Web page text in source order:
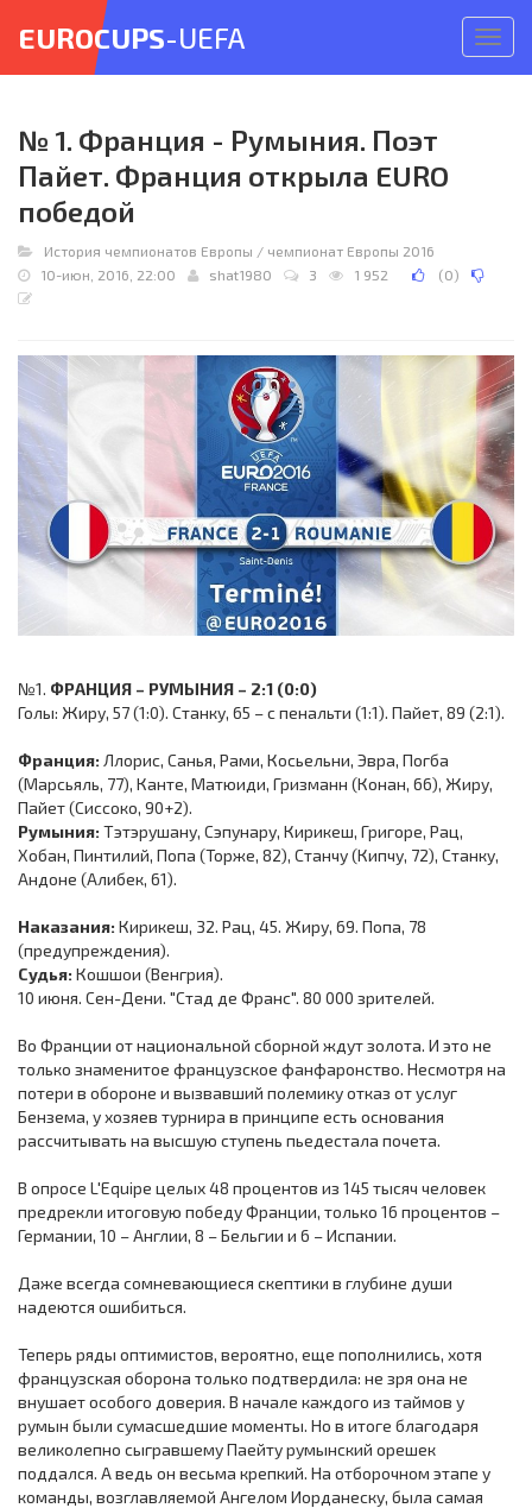
меню
EUROCUPS-UEFA
№ 1. Франция - Румыния. Поэт
Пайет. Франция открыла EURO
победой
История чемпионатов Европы / чемпионат Европы 2016
10-июн, 2016, 22:00
shat1980 3 1 952 (0)
№1. ФРАНЦИЯ – РУМЫНИЯ – 2:1 (0:0)
Голы: Жиру, 57 (1:0). Станку, 65 – с пенальти (1:1). Пайет, 89 (2:1).
Франция: Ллорис, Санья, Рами, Косьельни, Эвра, Погба
(Марсьяль, 77), Канте, Матюиди, Гризманн (Конан, 66), Жиру,
Пайет (Сиссоко, 90+2).
Румыния: Тэтэрушану, Сэпунару, Кирикеш, Григоре, Рац,
Хобан, Пинтилий, Попа (Торже, 82), Станчу (Кипчу, 72), Станку,
Андоне (Алибек, 61).
Наказания: Кирикеш, 32. Рац, 45. Жиру, 69. Попа, 78
(предупреждения).
Судья: Кошшои (Венгрия).
10 июня. Сен-Дени. "Стад де Франс". 80 000 зрителей.
Во Франции от национальной сборной ждут золота. И это не
только знаменитое французское фанфаронство. Несмотря на
потери в обороне и вызвавший полемику отказ от услуг
Бензема, у хозяев турнира в принципе есть основания
рассчитывать на высшую ступень пьедестала почета.
В опросе L'Equipe целых 48 процентов из 145 тысяч человек
предрекли итоговую победу Франции, только 16 процентов –
Германии, 10 – Англии, 8 – Бельгии и 6 – Испании.
Даже всегда сомневающиеся скептики в глубине души
надеются ошибиться.
Теперь ряды оптимистов, вероятно, еще пополнились, хотя
французская оборона только подтвердила: не зря она не
внушает особого доверия. В начале каждого из таймов у
румын были сумасшедшие моменты. Но в итоге благодаря
великолепно сыгравшему Паейту румынский орешек
поддался. А ведь он весьма крепкий. На отборочном этапе у
команды, возглавляемой Ангелом Иорданеску, была самая